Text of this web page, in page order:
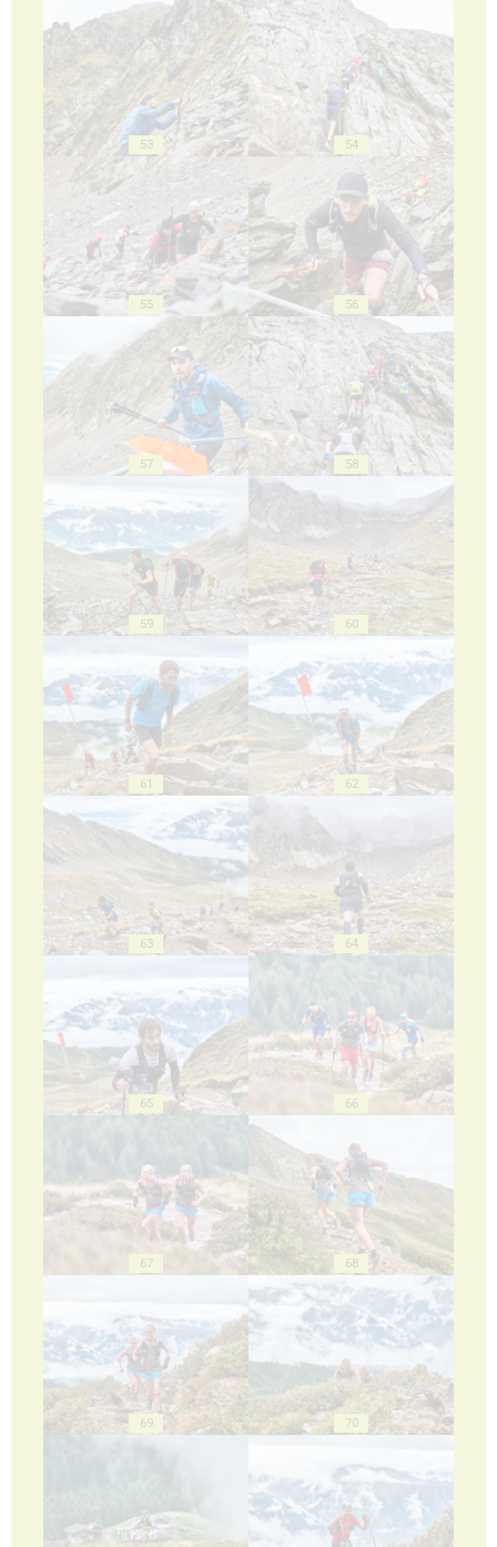
53 54
55 56
57 58
59 60
61 62
63 64
65 66
67 68
69 70